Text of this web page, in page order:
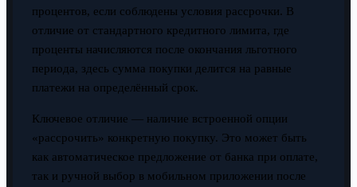
процентов, если соблюдены условия рассрочки. В
отличие от стандартного кредитного лимита, где
проценты начисляются после окончания льготного
периода, здесь сумма покупки делится на равные
платежи на определённый срок.
Ключевое отличие — наличие встроенной опции
«рассрочить» конкретную покупку. Это может быть
как автоматическое предложение от банка при оплате,
так и ручной выбор в мобильном приложении после